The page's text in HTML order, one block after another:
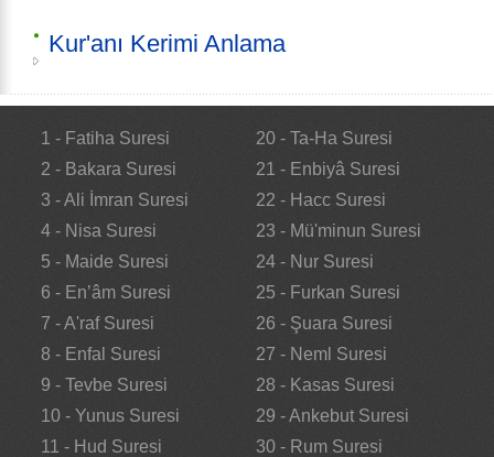
Kur'anı Kerimi Anlama
1 - Fatiha Suresi
2 - Bakara Suresi
3 - Ali İmran Suresi
4 - Nisa Suresi
5 - Maide Suresi
6 - En’âm Suresi
7 - A'raf Suresi
8 - Enfal Suresi
9 - Tevbe Suresi
10 - Yunus Suresi
11 - Hud Suresi
20 - Ta-Ha Suresi
21 - Enbiyâ Suresi
22 - Hacc Suresi
23 - Mü'minun Suresi
24 - Nur Suresi
25 - Furkan Suresi
26 - Şuara Suresi
27 - Neml Suresi
28 - Kasas Suresi
29 - Ankebut Suresi
30 - Rum Suresi